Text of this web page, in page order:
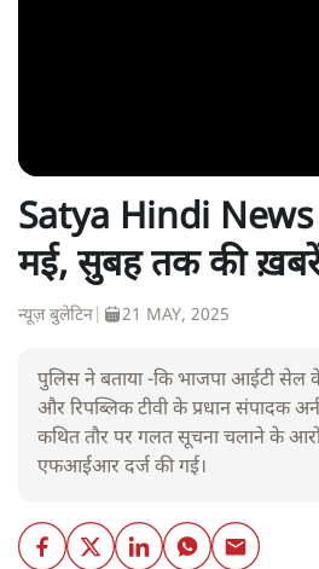
Satya Hindi
मई, सुबह तक की
न्यूज़ बुलेटिन 21 MAY, 2025
पुलिस ने बताया -कि भाजपा आईटी सेल
और रिपब्लिक टीवी के प्रधान संपादक
कथित तौर पर गलत सूचना चलाने के
एफआईआर दर्ज की गई।